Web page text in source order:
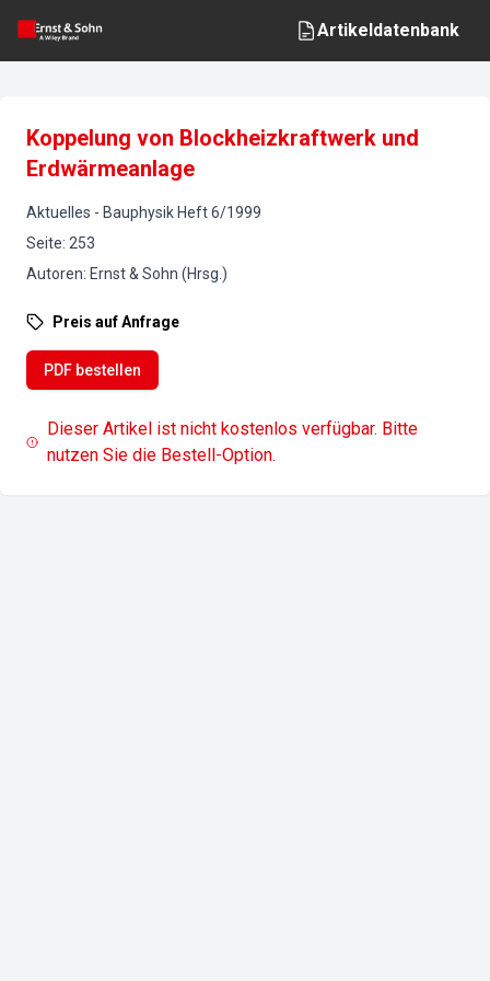
Artikeldatenbank
Koppelung von Blockheizkraftwerk und
Erdwärmeanlage
Aktuelles - Bauphysik Heft6/1999
Seite: 253
Autoren: Ernst & Sohn (Hrsg.)
Preis auf Anfrage
PDF bestellen
Dieser Artikel ist nicht kostenlos verfügbar. Bitte
nutzen Sie die Bestell-Option.